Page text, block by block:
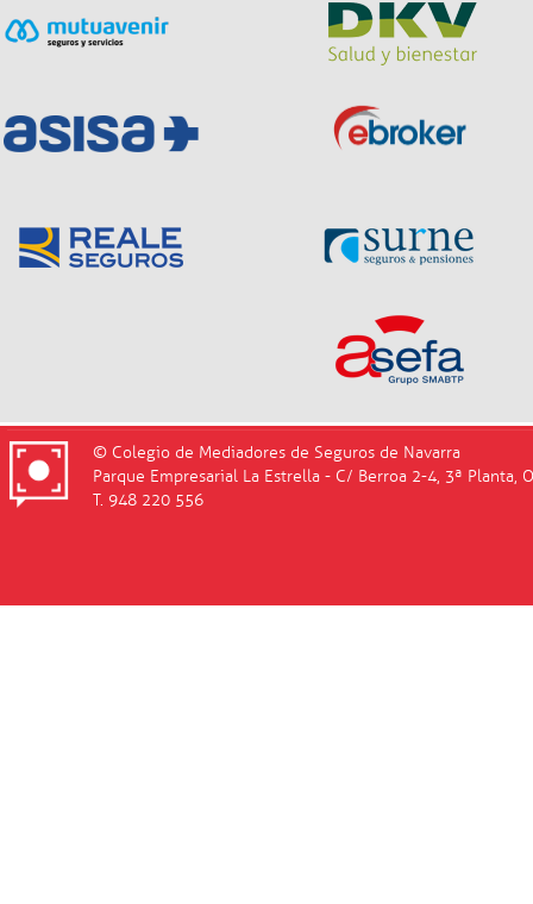
© Colegio de Mediadores de Seguros de Navarra
Parque Empresarial La Estrella - C/ Berroa 2-4, 3ª Planta,
T. 948 220 556